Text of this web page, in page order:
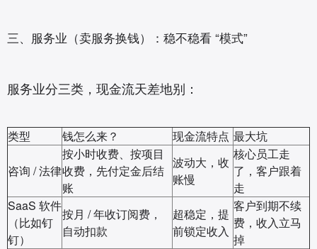
三、服务业（卖服务换钱）：稳不稳看 “模式”
服务业分三类，现金流天差地别：
类型 钱怎么来？ 现金流特点 最大坑
咨询 / 法律
按小时收费、按项目
收费，先付定金后结
账
波动大，收
账慢
核心员工走
了，客户跟着
走
SaaS 软件
（比如钉
钉）
按月 / 年收订阅费，
自动扣款
超稳定，提
前锁定收入
客户到期不续
费，收入立马
掉